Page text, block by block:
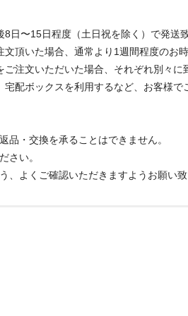
日〜15日程度（土日祝を除く）で発送致
頂いた場合、通常より1週間程度のお時
注文いただいた場合、それぞれ別々に
配ボックスを利用するなど、お客様で
品・交換を承ることはできません。
さい。
、よくご確認いただきますようお願い致